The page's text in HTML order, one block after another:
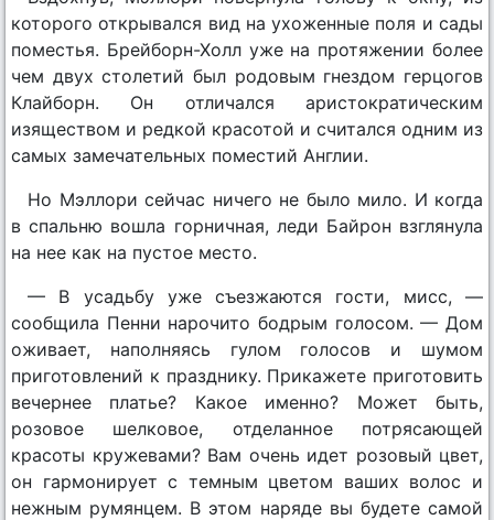
которого открывался вид на ухоженные поля и сады
поместья. Брейборн-Холл уже на протяжении более
чем двух столетий был родовым гнездом герцогов
Клайборн. Он отличался аристократическим
изяществом и редкой красотой и считался одним из
самых замечательных поместий Англии.
Но Мэллори сейчас ничего не было мило. И когда
в спальню вошла горничная, леди Байрон взглянула
на нее как на пустое место.
— В усадьбу уже съезжаются гости, мисс, —
сообщила Пенни нарочито бодрым голосом. — Дом
оживает, наполняясь гулом голосов и шумом
приготовлений к празднику. Прикажете приготовить
вечернее платье? Какое именно? Может быть,
розовое шелковое, отделанное потрясающей
красоты кружевами? Вам очень идет розовый цвет,
он гармонирует с темным цветом ваших волос и
нежным румянцем. В этом наряде вы будете самой